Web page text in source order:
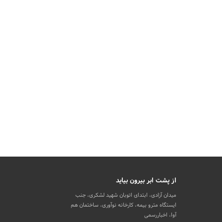
از پشت ابر بیرون بیاید
میدان آزادی، ابتدای اتوبان شهید لشکری، جنب
ایستگاه مترو بیمه، کارخانه نوآوری، ساختمان هم
آوا، اخباررسمی